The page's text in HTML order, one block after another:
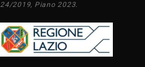
24/2019, Piano 2023.